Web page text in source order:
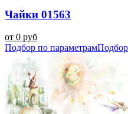
Чайки 01563
от 0 руб
Подбор по параметрам